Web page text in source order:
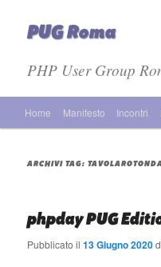
PUG Roma
PHP User Group
Menù principale
Vai al contenuto
Vai al contenuto
Home Manifesto Incontri
ARCHIVI TAG:
phpday PUG
Pubblicato il13 Giugno 2020